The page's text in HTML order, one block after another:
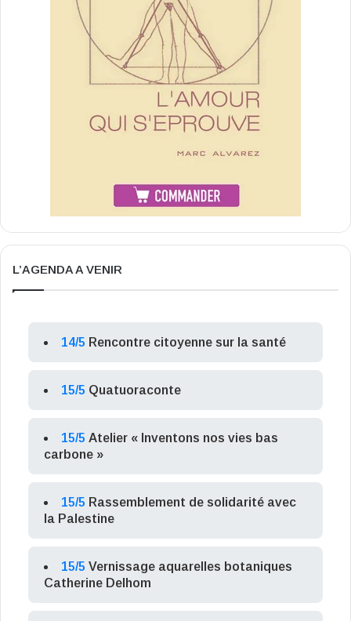
L’AGENDA A VENIR
14/5 Rencontre citoyenne sur la santé
15/5 Quatuoraconte
15/5 Atelier « Inventons nos vies bas
carbone »
15/5 Rassemblement de solidarité avec
la Palestine
15/5 Vernissage aquarelles botaniques
Catherine Delhom